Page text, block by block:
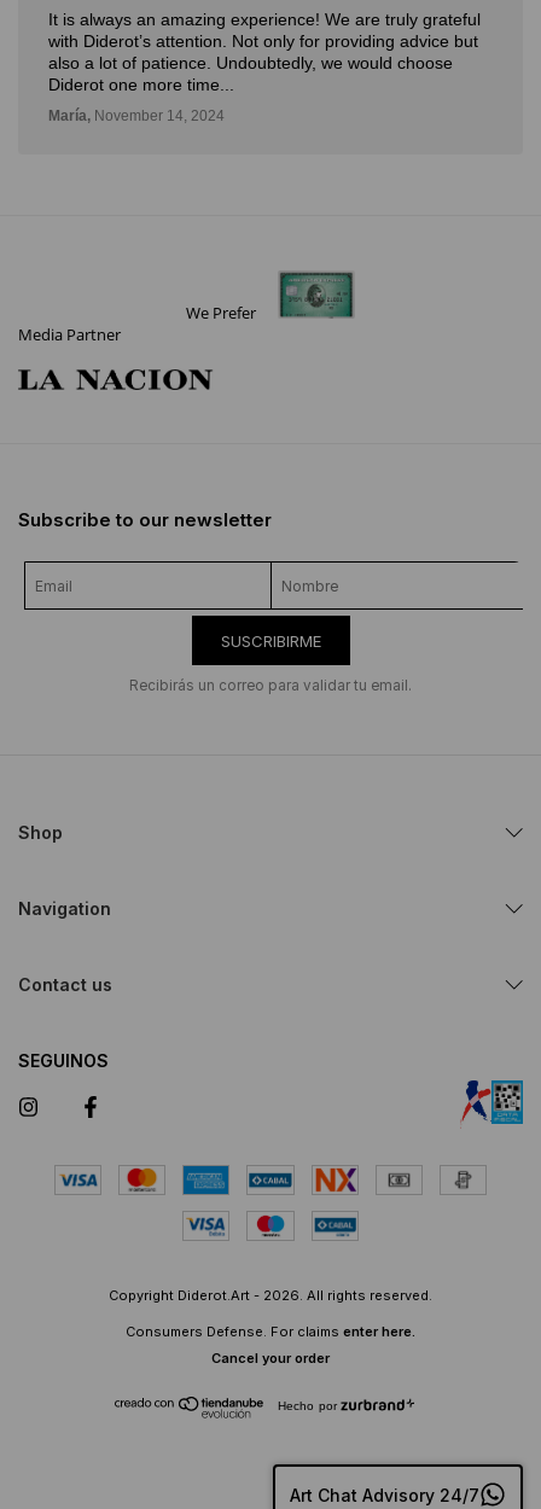
Art Chat Advisory 24/7
It is always an amazing experience! We are truly grateful
with Diderot’s attention. Not only for providing advice but
also a lot of patience. Undoubtedly, we would choose
Diderot one more time...
María, November 14, 2024
We Prefer
Media Partner
Subscribe to our newsletter
SUSCRIBIRME
Recibirás un correo para validar tu email.
Shop
Navigation
Contact us
SEGUINOS
Copyright Diderot.Art - 2026. All rights reserved.
Consumers Defense. For claims enter here.
Cancel your order
Hecho por